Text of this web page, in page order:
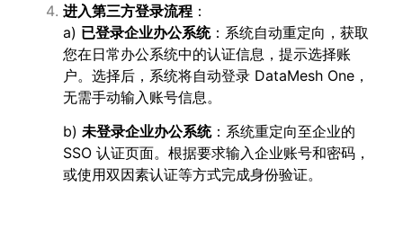
进入第三方登录流程 ：
a) 已登录企业办公系统：系统自动重定向，获取
您在日常办公系统中的认证信息，提示选择账
户。选择后，系统将自动登录 DataMesh One，
无需手动输入账号信息。
b) 未登录企业办公系统：系统重定向至企业的
SSO 认证页面。根据要求输入企业账号和密码，
或使用双因素认证等方式完成身份验证。